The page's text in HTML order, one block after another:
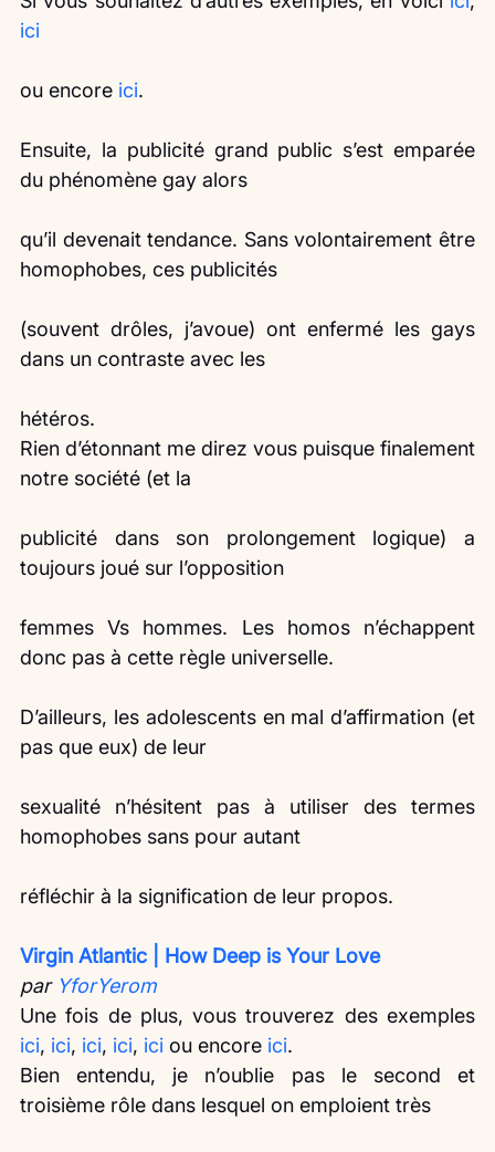
ici
ou encore ici.
Ensuite, la publicité grand public s’est emparée
du phénomène gay alors
qu’il devenait tendance. Sans volontairement être
homophobes, ces publicités
(souvent drôles, j’avoue) ont enfermé les gays
dans un contraste avec les
hétéros.
Rien d’étonnant me direz vous puisque finalement
notre société (et la
publicité dans son prolongement logique) a
toujours joué sur l’opposition
femmes Vs hommes. Les homos n’échappent
donc pas à cette règle universelle.
D’ailleurs, les adolescents en mal d’affirmation (et
pas que eux) de leur
sexualité n’hésitent pas à utiliser des termes
homophobes sans pour autant
réfléchir à la signification de leur propos.
Virgin Atlantic | How Deep is Your Love
par YforYerom
ici, ici, ici, ici, ici ou encore ici.
Bien entendu, je n’oublie pas le second et
troisième rôle dans lesquel on emploient très